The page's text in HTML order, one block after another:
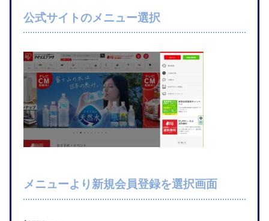
公式サイトのメニュー選択
メニューより新規会員登録を選択画面